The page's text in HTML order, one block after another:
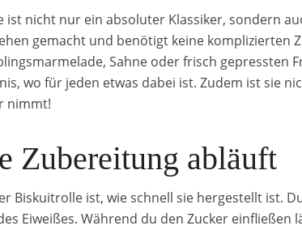
ist nicht nur ein absoluter Klassiker, sondern
gemacht und benötigt keine komplizierten
Sahne oder frisch gepressten
wo für jeden etwas dabei ist. Zudem ist sie
nimmt!
Zubereitung abläuft
Biskuitrolle ist, wie schnell sie hergestellt ist.
Eiweißes. Während du den Zucker